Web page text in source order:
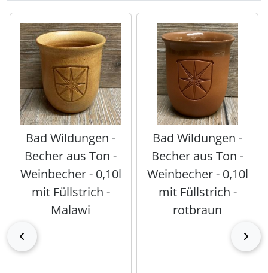
Es folgt ein Produktslider - navigieren Sie mit der Tab-
Bad Wildungen -
Becher aus Ton -
Weinbecher - 0,10l
mit Füllstrich -
Malawi
Bad Wildungen -
Becher aus Ton -
Weinbecher - 0,10l
mit Füllstrich -
rotbraun